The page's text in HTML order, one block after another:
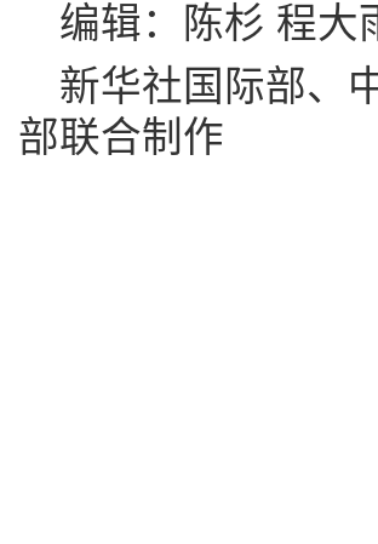
编辑：陈杉 程大
新华社国际部、
部联合制作